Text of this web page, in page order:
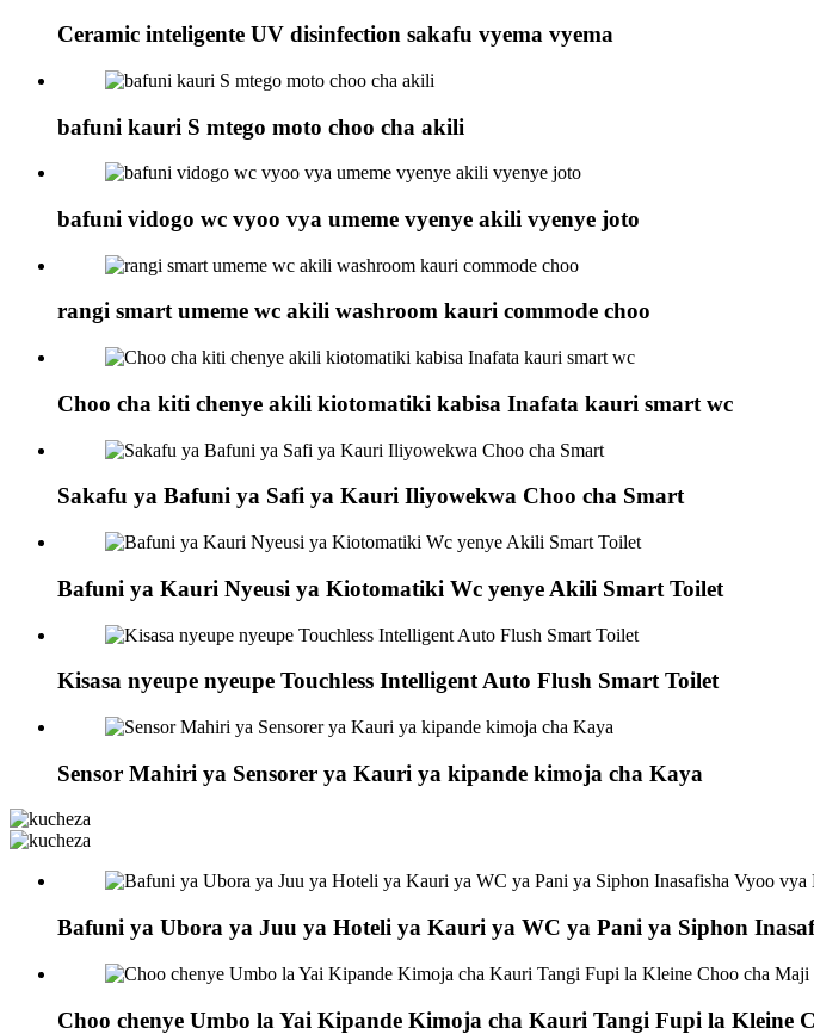
Ceramic inteligente UV disinfection sakafu vyema vyema
bafuni kauri S mtego moto choo cha akili
bafuni vidogo wc vyoo vya umeme vyenye akili vyenye joto
rangi smart umeme wc akili washroom kauri commode choo
Choo cha kiti chenye akili kiotomatiki kabisa Inafata kauri smart wc
Sakafu ya Bafuni ya Safi ya Kauri Iliyowekwa Choo cha Smart
Bafuni ya Kauri Nyeusi ya Kiotomatiki Wc yenye Akili Smart Toilet
Kisasa nyeupe nyeupe Touchless Intelligent Auto Flush Smart Toilet
Sensor Mahiri ya Sensorer ya Kauri ya kipande kimoja cha Kaya
Bafuni ya Ubora ya Juu ya Hoteli ya Kauri ya WC ya Pani ya Siphon
Choo chenye Umbo la Yai Kipande Kimoja cha Kauri Tangi Fupi la